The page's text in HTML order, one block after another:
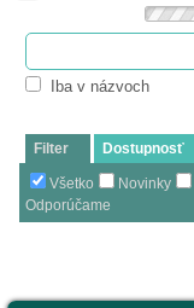
Iba v názvoch
Filter Dostupnosť
Všetko Novinky
Odporúčame